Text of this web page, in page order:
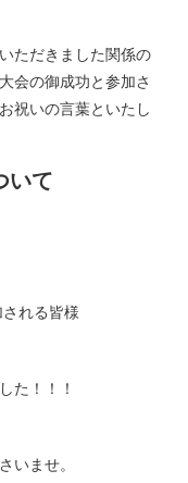
ただきました関係の
会の御成功と参加さ
祝いの言葉といたし
いて
れる皆様
た！！！
いませ。